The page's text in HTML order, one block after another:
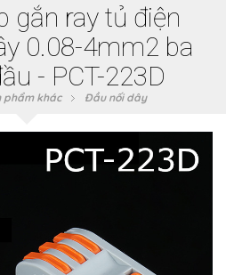
gắn ray tủ điện
0.08-4mm2 ba
- PCT-223D
phẩm khác Đầu nối dây